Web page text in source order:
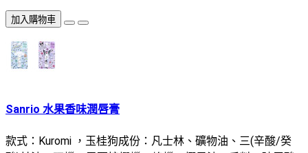
加入購物車
Sanrio 水果香味潤唇膏
款式：Kuromi ，玉桂狗成份：凡士林、礦物油、三(辛酸/癸